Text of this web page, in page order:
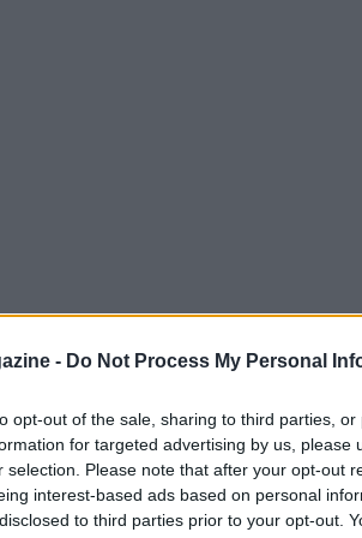
- Do Not Process My Personal
opt-out of the sale, sharing to third parties,
for targeted advertising by us, please
selection. Please note that after your opt-out
interest-based ads based on personal
to third parties prior to your opt-out.
di Verona: “È stata
che aveva messo in difficoltà
non è stata una grande prova,
contento. Rimaniamo nelle
a tutti”.